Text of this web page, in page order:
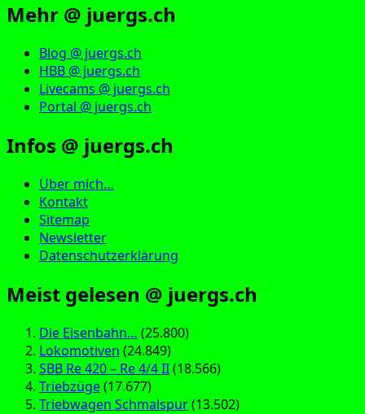
Mehr @ juergs.ch
Blog @ juergs.ch
HBB @ juergs.ch
Livecams @ juergs.ch
Portal @ juergs.ch
Infos @ juergs.ch
Über mich…
Kontakt
Sitemap
Newsletter
Datenschutzerklärung
Meist gelesen @ juergs.ch
Die Eisenbahn… (25.800)
Lokomotiven (24.849)
SBB Re 420 – Re 4/4 II(18.566)
Triebzüge(17.677)
Triebwagen Schmalspur(13.502)